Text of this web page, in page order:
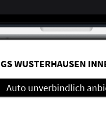
WUSTERHAUSEN
Auto unverbindlich